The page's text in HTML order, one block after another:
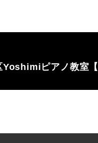
ピアノ教室